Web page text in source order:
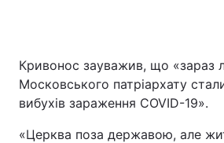
Кривонос зауважив, що «зараз
Московського патріархату
вибухів зараження COVID-19».
«Церква поза державою, але